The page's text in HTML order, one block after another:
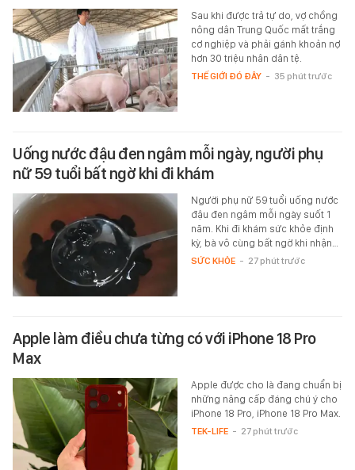
Sau khi được trả tự do, vợ chồng
nông dân Trung Quốc mất trắng
cơ nghiệp và phải gánh khoản nợ
hơn 30 triệu nhân dân tệ.
THẾ GIỚI ĐÓ ĐÂY - 35 phút trước
Uống nước đậu đen ngâm mỗi ngày, người phụ
nữ 59 tuổi bất ngờ khi đi khám
Người phụ nữ 59 tuổi uống nước
đậu đen ngâm mỗi ngày suốt 1
năm. Khi đi khám sức khỏe định
kỳ, bà vô cùng bất ngờ khi nhận…
SỨC KHỎE - 27 phút trước
Apple làm điều chưa từng có với iPhone 18 Pro
Max
Apple được cho là đang chuẩn bị
những nâng cấp đáng chú ý cho
iPhone 18 Pro, iPhone 18 Pro Max.
TEK-LIFE - 27 phút trước